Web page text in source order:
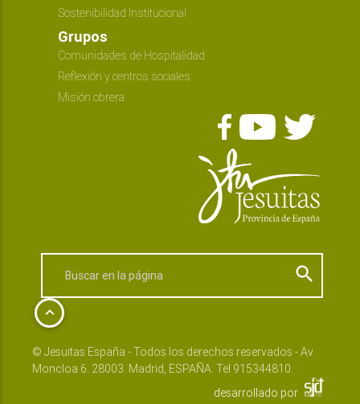
Sostenibilidad Institucional
Grupos
Comunidades de Hospitalidad
Reflexión y centros sociales
Misión obrera
search
keyboard_arrow_up
© Jesuitas España - Todos los derechos reservados - Av.
Moncloa 6. 28003. Madrid, ESPAÑA. Tel 915344810.
desarrollado por